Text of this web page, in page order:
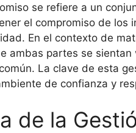
se refiere a un
el compromiso de los
En el contexto de
ambas partes se
La clave de esta
de confianza y
de la